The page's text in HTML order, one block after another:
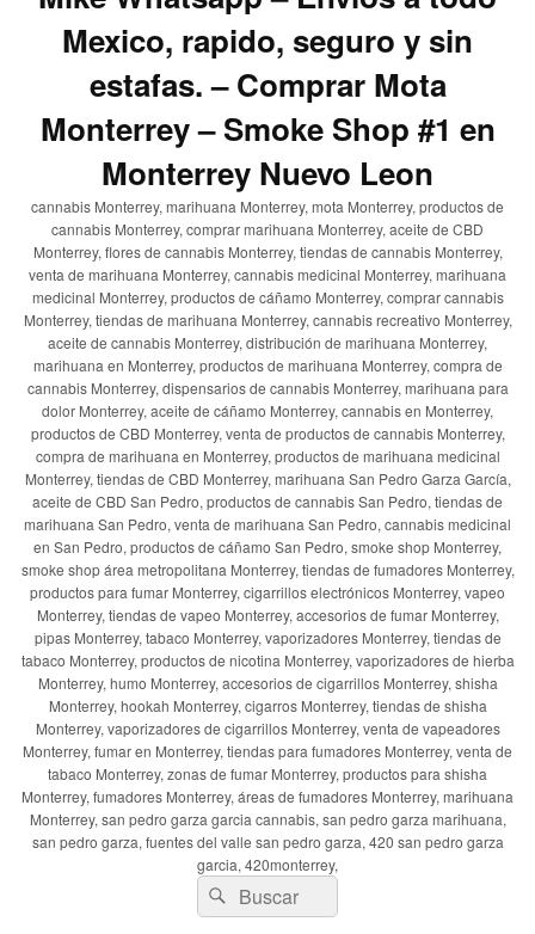
Mexico, rapido, seguro y sin
estafas. – Comprar Mota
Monterrey – Smoke Shop #1 en
Monterrey Nuevo Leon
cannabis Monterrey, marihuana Monterrey, mota Monterrey, productos de
cannabis Monterrey, comprar marihuana Monterrey, aceite de CBD
Monterrey, flores de cannabis Monterrey, tiendas de cannabis Monterrey,
venta de marihuana Monterrey, cannabis medicinal Monterrey, marihuana
medicinal Monterrey, productos de cáñamo Monterrey, comprar cannabis
Monterrey, tiendas de marihuana Monterrey, cannabis recreativo Monterrey,
aceite de cannabis Monterrey, distribución de marihuana Monterrey,
marihuana en Monterrey, productos de marihuana Monterrey, compra de
cannabis Monterrey, dispensarios de cannabis Monterrey, marihuana para
dolor Monterrey, aceite de cáñamo Monterrey, cannabis en Monterrey,
productos de CBD Monterrey, venta de productos de cannabis Monterrey,
compra de marihuana en Monterrey, productos de marihuana medicinal
Monterrey, tiendas de CBD Monterrey, marihuana San Pedro Garza García,
aceite de CBD San Pedro, productos de cannabis San Pedro, tiendas de
marihuana San Pedro, venta de marihuana San Pedro, cannabis medicinal
en San Pedro, productos de cáñamo San Pedro, smoke shop Monterrey,
smoke shop área metropolitana Monterrey, tiendas de fumadores Monterrey,
productos para fumar Monterrey, cigarrillos electrónicos Monterrey, vapeo
Monterrey, tiendas de vapeo Monterrey, accesorios de fumar Monterrey,
pipas Monterrey, tabaco Monterrey, vaporizadores Monterrey, tiendas de
tabaco Monterrey, productos de nicotina Monterrey, vaporizadores de hierba
Monterrey, humo Monterrey, accesorios de cigarrillos Monterrey, shisha
Monterrey, hookah Monterrey, cigarros Monterrey, tiendas de shisha
Monterrey, vaporizadores de cigarrillos Monterrey, venta de vapeadores
Monterrey, fumar en Monterrey, tiendas para fumadores Monterrey, venta de
tabaco Monterrey, zonas de fumar Monterrey, productos para shisha
Monterrey, fumadores Monterrey, áreas de fumadores Monterrey, marihuana
Monterrey, san pedro garza garcia cannabis, san pedro garza marihuana,
san pedro garza, fuentes del valle san pedro garza, 420 san pedro garza
garcia, 420monterrey,
Buscar
por:
Buscar